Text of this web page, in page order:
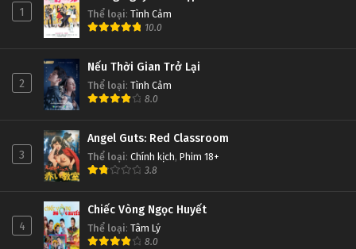
1 Thể loại: Tình Cảm
10.0
2
Nếu Thời Gian Trở Lại
Thể loại: Tình Cảm
8.0
3
Angel Guts: Red Classroom
Thể loại: Chính kịch, Phim 18+
3.8
4
Chiếc Vòng Ngọc Huyết
Thể loại: Tâm Lý
8.0